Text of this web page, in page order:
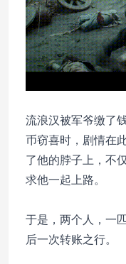
流浪汉被军爷缴了
币窃喜时，剧情在
了他的脖子上，不
求他一起上路。
于是，两个人，一
后一次转账之行。